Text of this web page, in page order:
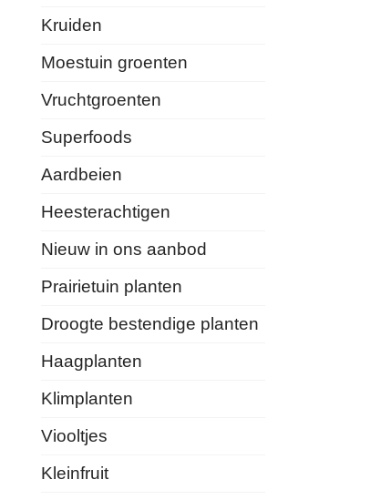
Kruiden
Moestuin groenten
Vruchtgroenten
Superfoods
Aardbeien
Heesterachtigen
Nieuw in ons aanbod
Prairietuin planten
Droogte bestendige planten
Haagplanten
Klimplanten
Viooltjes
Kleinfruit